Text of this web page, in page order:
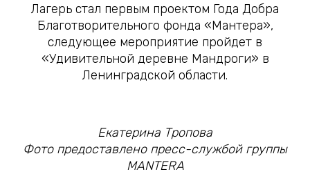
Лагерь стал первым проектом Года Добра
Благотворительного фонда «Мантера»,
следующее мероприятие пройдет в
«Удивительной деревне Мандроги» в
Ленинградской области.
Екатерина Тропова
Фото предоставлено пресс-службой группы
MANTERA